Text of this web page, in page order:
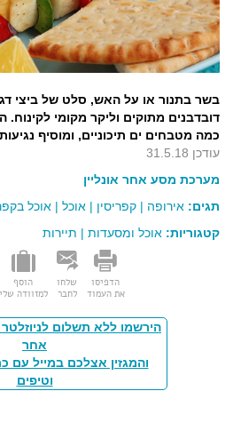
בשר בתנור או על האש, סלט של ביצי
דובדבנים מתוקים וליקר מקומי
כמה מטבחים ים תיכוניים, ומוסיף
עודכן 31.5.18
מערכת מסע אחר אונליין
תגים: אירופה | קפריסין | אוכל | אוכל
קטגוריות: אוכל ומסעדות | תיירות
הדפיסו
את העמוד
שלחו
לחבר
הוסף
למזוודה שלי
הירשמו ללא תשלום
אחר
והמגזין אצלכם במייל עם
וטיפים